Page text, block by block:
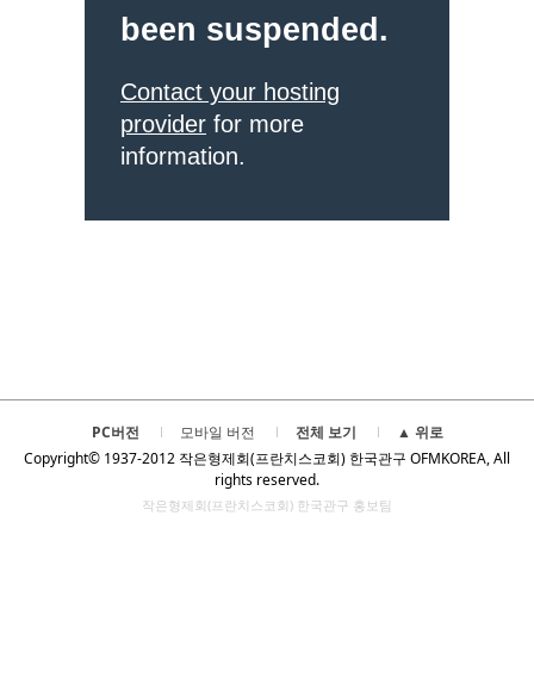
PC버전 모바일 버전 전체 보기
▲ 위로
Copyright© 1937-2012 작은형제회(프란치스코회) 한국관구 OFMKOREA, All
rights reserved.
작은형제회(프란치스코회) 한국관구 홍보팀